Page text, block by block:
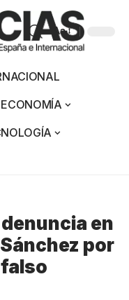
Aa
ECONOMÍA
denuncia en
por